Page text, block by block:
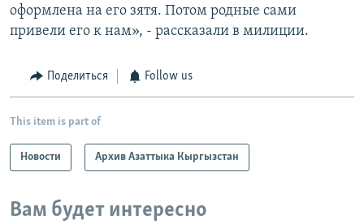
оформлена на его зятя. Потом родные сами
привели его к нам», - рассказали в милиции.
Поделиться Follow us
This item is part of
Новости Архив Азаттыка Кыргызстан
Вам будет интересно